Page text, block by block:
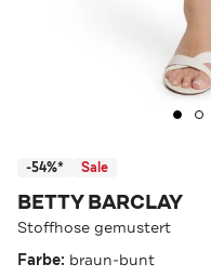
-54%* Sale
BETTY BARCLAY
Stoffhose gemustert
Farbe: braun-bunt